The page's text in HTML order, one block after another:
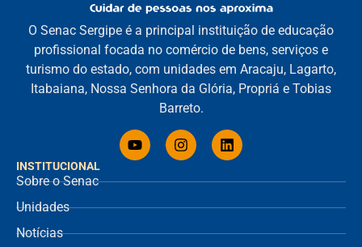
INSTITUCIONAL
Sobre o Senac
Unidades
Notícias
O Senac Sergipe é a principal instituição de educação
profissional focada no comércio de bens, serviços e
turismo do estado, com unidades em Aracaju, Lagarto,
Itabaiana, Nossa Senhora da Glória, Propriá e Tobias
Barreto.